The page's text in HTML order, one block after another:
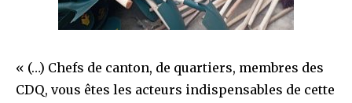
« (…) Chefs de canton, de quartiers, membres des
CDQ, vous êtes les acteurs indispensables de cette